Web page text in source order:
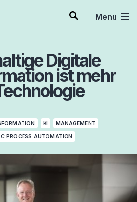
Menu
Digitale
ist mehr
KI MANAGEMENT
PROCESS AUTOMATION